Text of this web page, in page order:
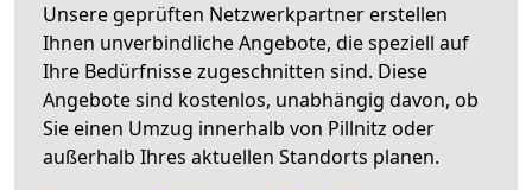
Unsere geprüften Netzwerkpartner erstellen
Ihnen unverbindliche Angebote, die speziell auf
Ihre Bedürfnisse zugeschnitten sind. Diese
Angebote sind kostenlos, unabhängig davon, ob
Sie einen Umzug innerhalb von Pillnitz oder
außerhalb Ihres aktuellen Standorts planen.